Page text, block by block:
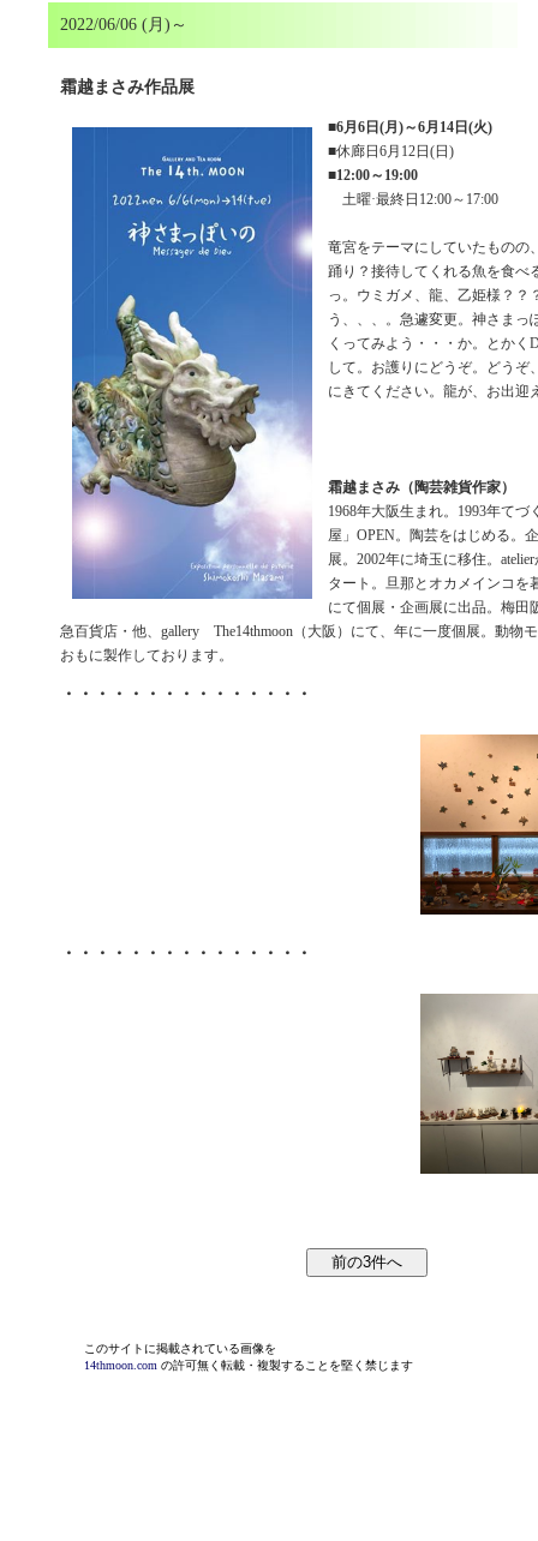
2022/06/06 (月)～
霜越まさみ作品展
■6月6日(月)～6月14日(火)
■休廊日6月12日(日)
■12:00～19:00
土曜·最終日12:00～17:00
竜宮をテーマにしていたものの
踊り？接待してくれる魚を食べ
っ。ウミガメ、龍、乙姫様？？
う、、、。急遽変更。神さまっ
くってみよう・・・か。とかく
して。お護りにどうぞ。どうぞ
にきてください。龍が、お出迎
霜越まさみ（陶芸雑貨作家）
1968年大阪生まれ。1993年てづ
屋」OPEN。陶芸をはじめる。
展。2002年に埼玉に移住。
タート。旦那とオカメインコを
にて個展・企画展に出品。梅田
急百貨店・他、gallery The14thmoon（大阪）にて、年に一度個展。動物
おもに製作しております。
・・・・・・・・・・・・・・・
・・・・・・・・・・・・・・・
このサイトに掲載されている画像を
14thmoon.com の許可無く転載・複製することを堅く禁じます